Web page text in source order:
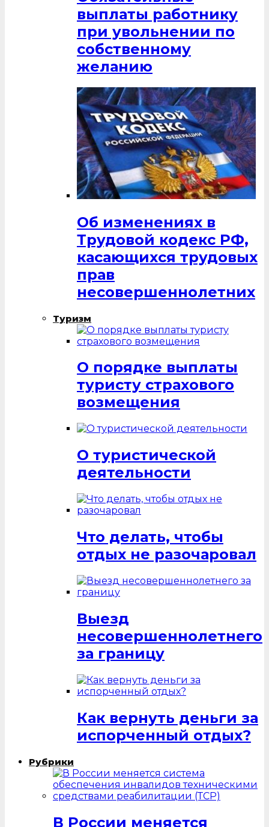
выплаты работнику
при увольнении по
собственному
желанию
Об изменениях в
Трудовой кодекс РФ,
касающихся трудовых
прав
несовершеннолетних
Туризм
О порядке выплаты
туристу страхового
возмещения
О туристической
деятельности
Что делать, чтобы
отдых не разочаровал
Выезд
несовершеннолетнего
за границу
Как вернуть деньги за
испорченный отдых?
Рубрики
В России меняется